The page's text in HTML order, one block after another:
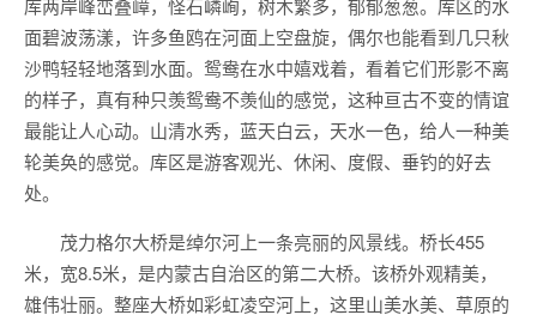
库两岸峰峦叠嶂，怪石嶙峋，树木繁多，郁郁葱葱。库区的水
面碧波荡漾，许多鱼鸥在河面上空盘旋，偶尔也能看到几只秋
沙鸭轻轻地落到水面。鸳鸯在水中嬉戏着，看着它们形影不离
的样子，真有种只羡鸳鸯不羡仙的感觉，这种亘古不变的情谊
最能让人心动。山清水秀，蓝天白云，天水一色，给人一种美
轮美奂的感觉。库区是游客观光、休闲、度假、垂钓的好去
处。
茂力格尔大桥是绰尔河上一条亮丽的风景线。桥长455
米，宽8.5米，是内蒙古自治区的第二大桥。该桥外观精美，
雄伟壮丽。整座大桥如彩虹凌空河上，这里山美水美、草原的